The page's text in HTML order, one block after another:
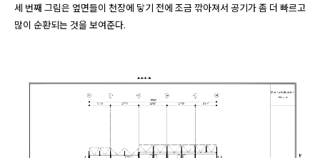
세 번째 그림은 옆면들이 천장에 닿기 전에 조금 깎아져서 공기가 좀 더 빠르고
많이 순환되는 것을 보여준다.